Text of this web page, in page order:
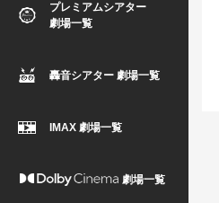
プレミアムシアター
劇場一覧
轟音シアター 劇場一覧
IMAX 劇場一覧
劇場一覧